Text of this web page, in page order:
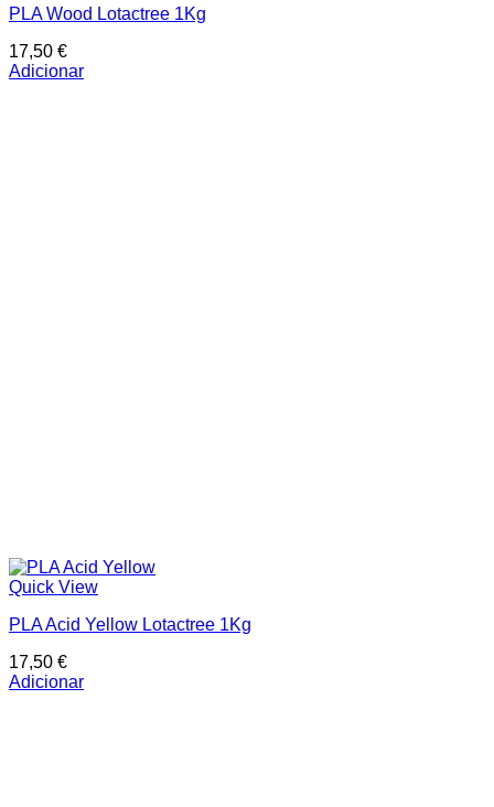
PLA Wood Lotactree 1Kg
17,50 €
Adicionar
Quick View
PLA Acid Yellow Lotactree 1Kg
17,50 €
Adicionar